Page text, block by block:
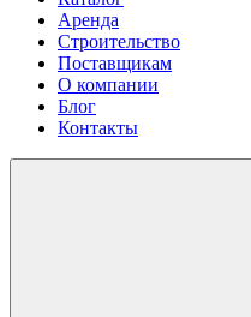
Аренда
Строительство
Поставщикам
О компании
Блог
Контакты